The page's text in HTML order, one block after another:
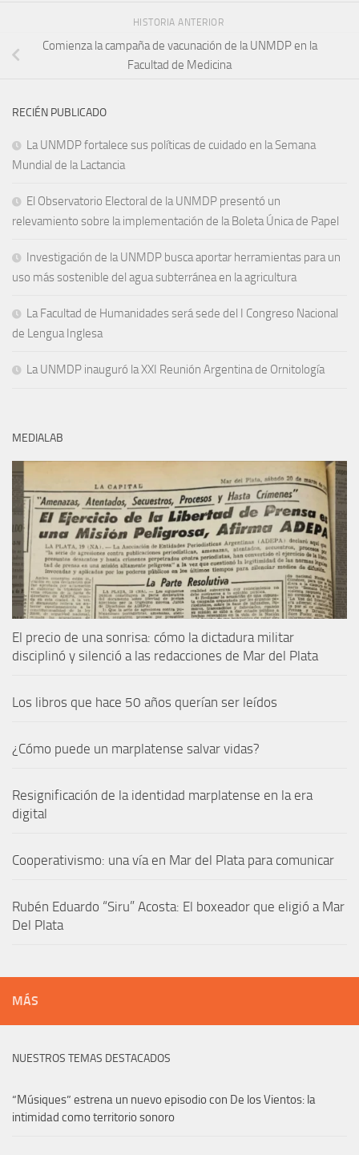
HISTORIA ANTERIOR
Comienza la campaña de vacunación de la UNMDP en la
Facultad de Medicina
RECIÉN PUBLICADO
La UNMDP fortalece sus políticas de cuidado en la Semana
Mundial de la Lactancia
El Observatorio Electoral de la UNMDP presentó un
relevamiento sobre la implementación de la Boleta Única de Papel
Investigación de la UNMDP busca aportar herramientas para un
uso más sostenible del agua subterránea en la agricultura
La Facultad de Humanidades será sede del I Congreso Nacional
de Lengua Inglesa
La UNMDP inauguró la XXI Reunión Argentina de Ornitología
MEDIALAB
El precio de una sonrisa: cómo la dictadura militar
disciplinó y silenció a las redacciones de Mar del Plata
Los libros que hace 50 años querían ser leídos
¿Cómo puede un marplatense salvar vidas?
Resignificación de la identidad marplatense en la era
digital
Cooperativismo: una vía en Mar del Plata para comunicar
Rubén Eduardo “Siru” Acosta: El boxeador que eligió a Mar
Del Plata
MÁS
NUESTROS TEMAS DESTACADOS
“Músiques” estrena un nuevo episodio con De los Vientos: la
intimidad como territorio sonoro